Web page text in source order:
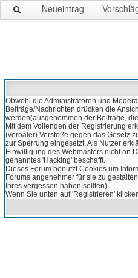
Neueintrag
Obwohl die Administratoren und
Beiträge/Nachrichten drücken die
werden(ausgenommen der Beiträge,
Mit dem Vollenden der Registrierung
(verbaler) Verstöße gegen das Gesetz
zur Sperrung eingesetzt. Als Nutzer
Einwilligung des Webmasters nicht an
genanntes 'Hacking' beschafft.
Dieses Forum benutzt Cookies um
Forums angenehmer für sie zu
Ihres vergessen haben sollten).
Wenn Sie unten auf 'Registrieren'